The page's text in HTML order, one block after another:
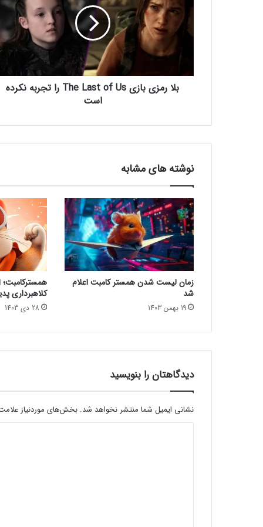
ز
ا
h
s
t
o
f
U
s
ر
ا
ت
ج
ر
ب
ن
د
ا
س
ت
بلا رمزی بازی The Last of Us را تجربه نکرده
است
نوشته های مشابه
زمان لیست شدن همستر کامبت اعلام
شد
19 بهمن 1403
همسترکامبت؛
کلاهبرداری
28 دی 1403
دیدگاهتان را بنویسید
نشانی ایمیل شما منتشر نخواهد شد. بخش‌های موردنیاز